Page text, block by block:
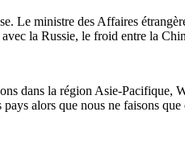
Le ministre des Affaires
la Russie, le froid entre la
dans la région Asie-Pacifique,
alors que nous ne faisons